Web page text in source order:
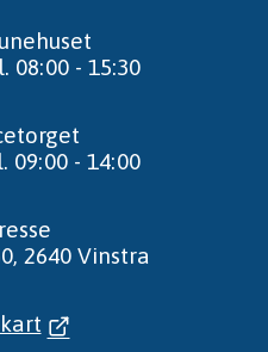
08:00 - 15:30
09:00 - 14:00
2640 Vinstra